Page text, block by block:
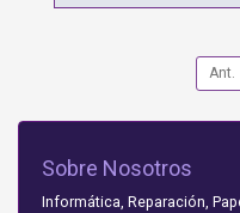
Ant.
Sobre Nosotros
Informática, Reparación,